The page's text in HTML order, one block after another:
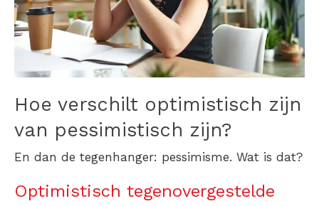
Hoe verschilt optimistisch zijn
van pessimistisch zijn?
En dan de tegenhanger: pessimisme. Wat is dat?
Optimistisch tegenovergestelde